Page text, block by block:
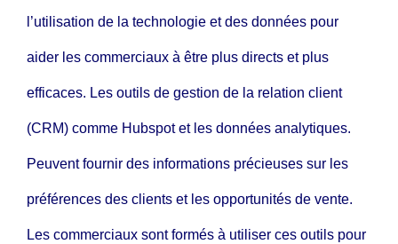
l’utilisation de la technologie et des données pour
aider les commerciaux à être plus directs et plus
efficaces. Les outils de gestion de la relation client
(CRM) comme Hubspotet les données analytiques.
Peuvent fournir des informations précieuses sur les
préférences des clients et les opportunités de vente.
Les commerciaux sont formés à utiliser ces outils pour